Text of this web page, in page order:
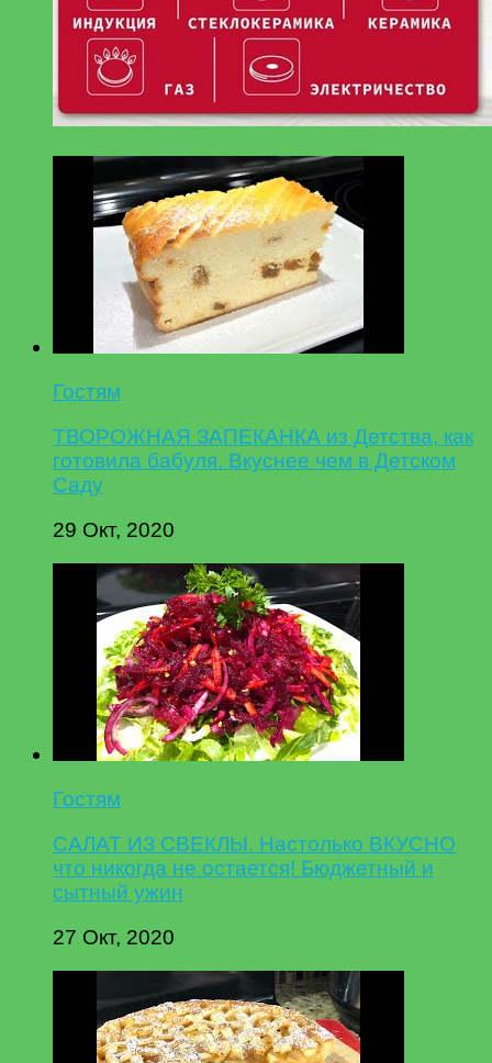
Гостям
ТВОРОЖНАЯ ЗАПЕКАНКА из Детства, как
готовила бабуля. Вкуснее чем в Детском
Саду
29 Окт, 2020
Гостям
САЛАТ ИЗ СВЕКЛЫ. Настолько ВКУСНО
что никогда не остается! Бюджетный и
сытный ужин
27 Окт, 2020